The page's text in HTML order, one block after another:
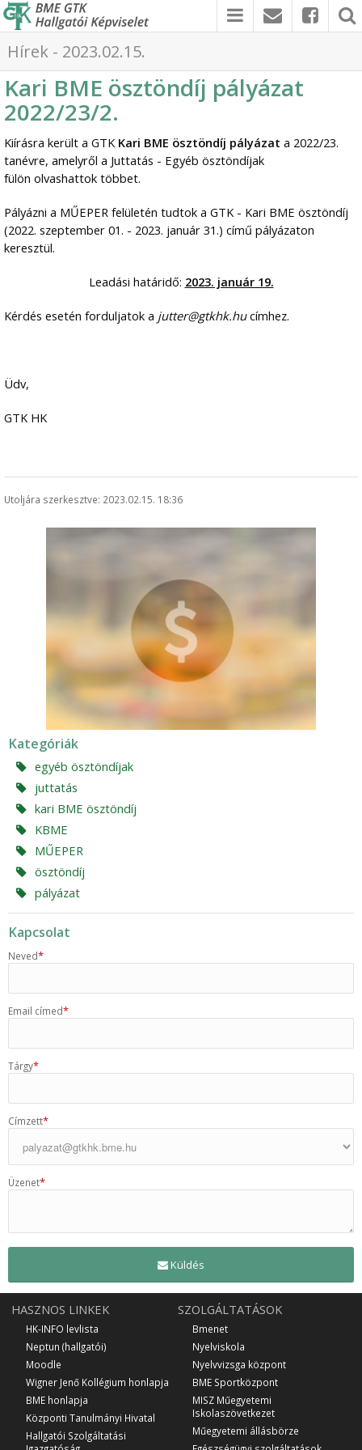
Hírek - 2023.02.15.
Kari BME ösztöndíj pályázat
2022/23/2.
Kiírásra került a GTK Kari BME ösztöndíj pályázat a 2022/23.
tanévre, amelyről a Juttatás - Egyéb ösztöndíjak
fülön olvashattok többet.
Pályázni a MŰEPER felületén tudtok a GTK - Kari BME ösztöndíj
(2022. szeptember 01. - 2023. január 31.) című pályázaton
keresztül.
Leadási határidő: 2023. január 19.
Kérdés esetén forduljatok a jutter@gtkhk.hu címhez.
Üdv,
GTK HK
Utoljára szerkesztve: 2023.02.15. 18:36
Kategóriák
egyéb ösztöndíjak
juttatás
kari BME ösztöndíj
KBME
MŰEPER
ösztöndíj
pályázat
Kapcsolat
Neved*
Email címed*
Tárgy*
Címzett*
Üzenet*
Küldés
HASZNOS LINKEK
HK-INFO levlista
Neptun (hallgatói)
Moodle
Wigner Jenő Kollégium honlapja
BME honlapja
Központi Tanulmányi Hivatal
Hallgatói Szolgáltatási
SZOLGÁLTATÁSOK
Bmenet
Nyelviskola
Nyelvvizsga központ
BME Sportközpont
MISZ Műegyetemi
Iskolaszövetkezet
Műegyetemi állásbörze